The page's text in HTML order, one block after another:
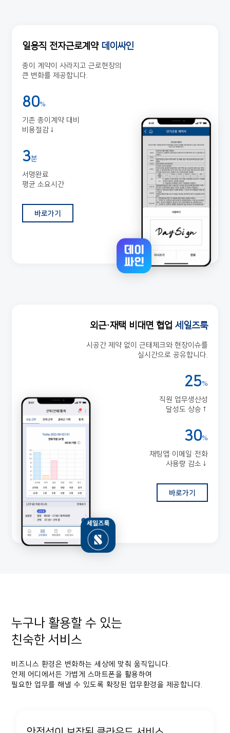
일용직 전자근로계약 데이싸인
종이 계약이 사라지고 근로현장의
큰 변화를 제공합니다.
80%
기존 종이계약 대비
비용절감↓
3분
서명완료
평균 소요시간
바로가기
외근·재택 비대면 협업세일즈룩
시공간 제약 없이 근태체크와 현장이슈를
실시간으로 공유합니다.
25%
직원 업무생산성
달성도 상승↑
30%
채팅앱·이메일·전화
사용량 감소↓
바로가기
누구나 활용할 수 있는
친숙한 서비스
비즈니스 환경은 변화하는 세상에 맞춰 움직입니다.
언제 어디에서든 가볍게 스마트폰을 활용하여
필요한 업무를 해낼 수 있도록 확장된 업무환경을 제공합니다.